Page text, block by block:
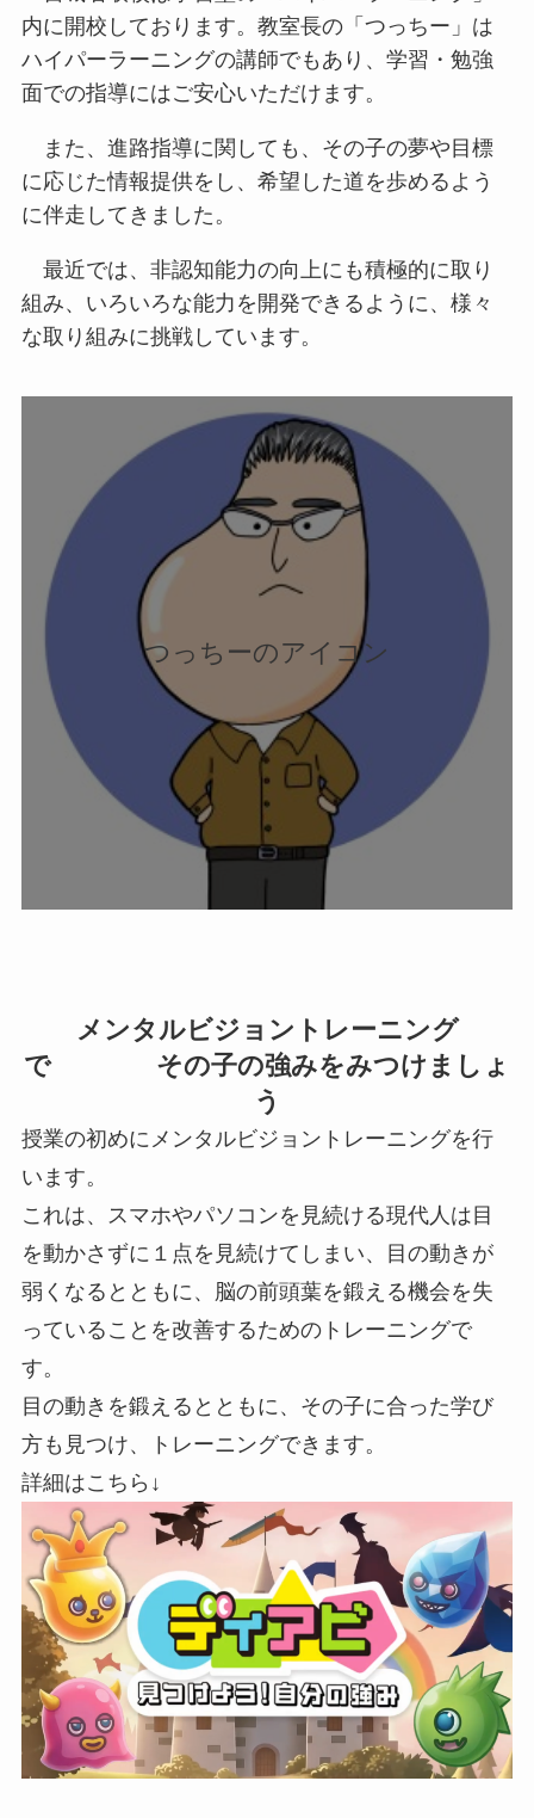
内に開校しております。教室長の「つっちー」は
ハイパーラーニングの講師でもあり、学習・勉強
面での指導にはご安心いただけます。
また、進路指導に関しても、その子の夢や目標
に応じた情報提供をし、希望した道を歩めるよう
に伴走してきました。
最近では、非認知能力の向上にも積極的に取り
組み、いろいろな能力を開発できるように、様々
な取り組みに挑戦しています。
つっちーのアイコン
メンタルビジョントレーニング
で その子の強みをみつけましょ
う
授業の初めにメンタルビジョントレーニングを行
います。
これは、スマホやパソコンを見続ける現代人は目
を動かさずに１点を見続けてしまい、目の動きが
弱くなるとともに、脳の前頭葉を鍛える機会を失
っていることを改善するためのトレーニングで
す。
目の動きを鍛えるとともに、その子に合った学び
方も見つけ、トレーニングできます。
詳細はこちら↓